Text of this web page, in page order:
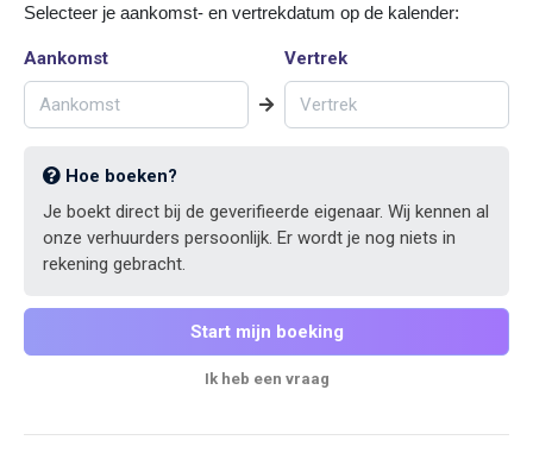
Selecteer je aankomst- en vertrekdatum op de kalender:
Aankomst Vertrek
Hoe boeken?
Je boekt direct bij de geverifieerde eigenaar. Wij kennen al
onze verhuurders persoonlijk. Er wordt je nog niets in
rekening gebracht.
Start mijn boeking
Ik heb een vraag